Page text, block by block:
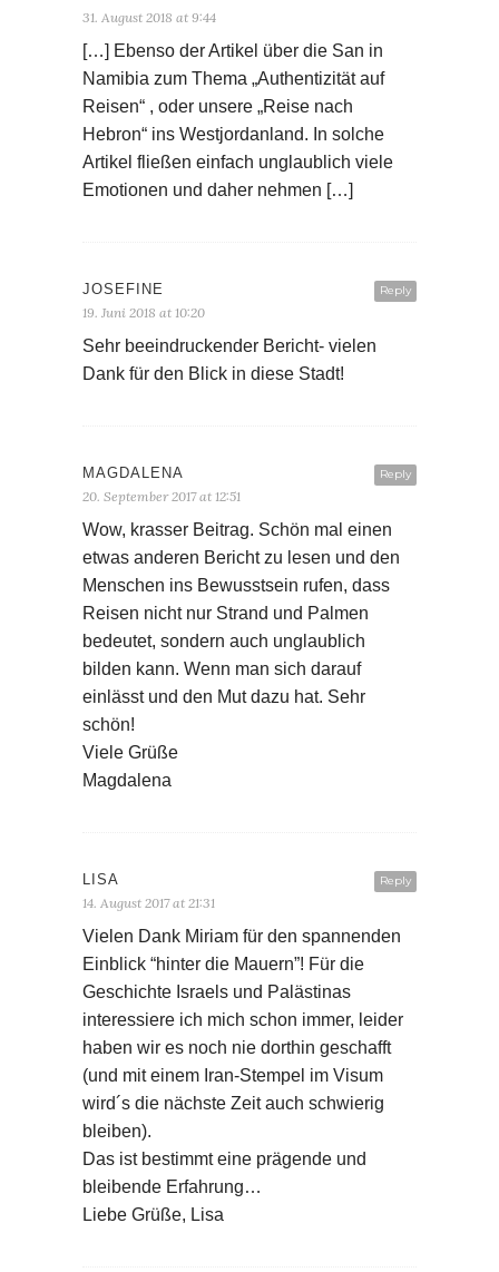
31. August 2018 at 9:44
[…] Ebenso der Artikel über die San in
Namibia zum Thema „Authentizität auf
Reisen“ , oder unsere „Reise nach
Hebron“ ins Westjordanland. In solche
Artikel fließen einfach unglaublich viele
Emotionen und daher nehmen […]
Reply
JOSEFINE
19. Juni 2018 at 10:20
Sehr beeindruckender Bericht- vielen
Dank für den Blick in diese Stadt!
Reply
MAGDALENA
20. September 2017 at 12:51
Wow, krasser Beitrag. Schön mal einen
etwas anderen Bericht zu lesen und den
Menschen ins Bewusstsein rufen, dass
Reisen nicht nur Strand und Palmen
bedeutet, sondern auch unglaublich
bilden kann. Wenn man sich darauf
einlässt und den Mut dazu hat. Sehr
schön!
Viele Grüße
Magdalena
Reply
LISA
14. August 2017 at 21:31
Vielen Dank Miriam für den spannenden
Einblick “hinter die Mauern”! Für die
Geschichte Israels und Palästinas
interessiere ich mich schon immer, leider
haben wir es noch nie dorthin geschafft
(und mit einem Iran-Stempel im Visum
wird´s die nächste Zeit auch schwierig
bleiben).
Das ist bestimmt eine prägende und
bleibende Erfahrung…
Liebe Grüße, Lisa